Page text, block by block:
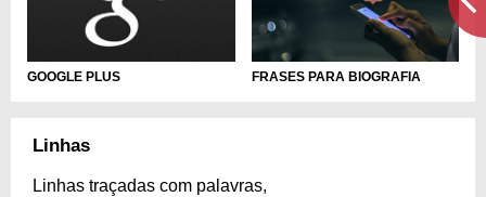
GOOGLE PLUS FRASES PARA BIOGRAFIA
Linhas
Linhas traçadas com palavras,